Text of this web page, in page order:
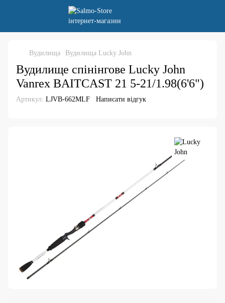
Вудилища Вудилища Lucky John
Вудилище спінінгове Lucky John
Vanrex BAITCAST 21 5-21/1.98(6'6")
Артикул: LJVB-662MLF Написати відгук